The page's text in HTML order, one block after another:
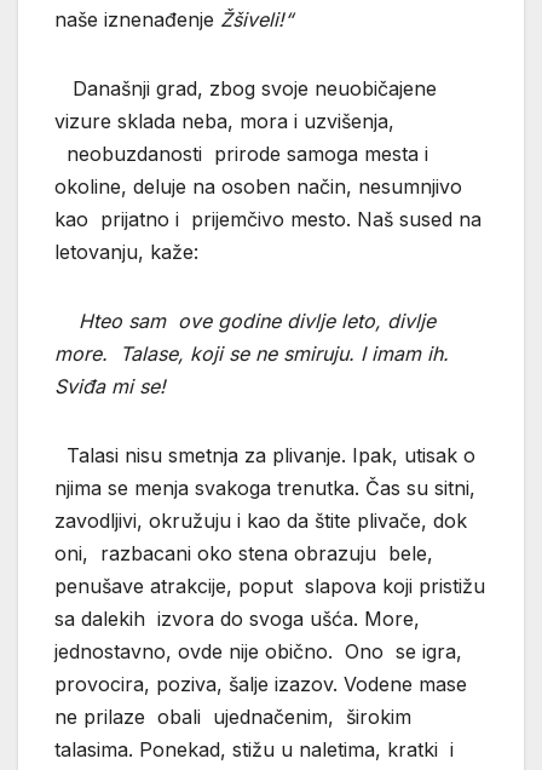
naše iznenađenje Žšiveli!“
Današnji grad, zbog svoje neuobičajene
vizure sklada neba, mora i uzvišenja,
neobuzdanosti prirode samoga mesta i
okoline, deluje na osoben način, nesumnjivo
kao prijatno i prijemčivo mesto. Naš sused na
letovanju, kaže:
Hteo sam ove godine divlje leto, divlje
more. Talase, koji se ne smiruju. I imam ih.
Sviđa mi se!
Talasi nisu smetnja za plivanje. Ipak, utisak o
njima se menja svakoga trenutka. Čas su sitni,
zavodljivi, okružuju i kao da štite plivače, dok
oni, razbacani oko stena obrazuju bele,
penušave atrakcije, poput slapova koji pristižu
sa dalekih izvora do svoga ušća. More,
jednostavno, ovde nije obično. Ono se igra,
provocira, poziva, šalje izazov. Vodene mase
ne prilaze obali ujednačenim, širokim
talasima. Ponekad, stižu u naletima, kratki i